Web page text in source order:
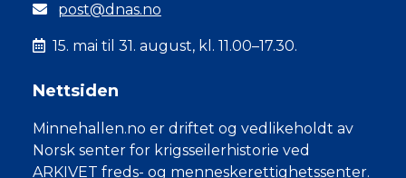
post@dnas.no
15. mai til 31. august, kl. 11.00–17.30.
Nettsiden
Minnehallen.no er driftet og vedlikeholdt av
Norsk senter for krigsseilerhistorie ved
ARKIVET freds- og menneskerettighetssenter.